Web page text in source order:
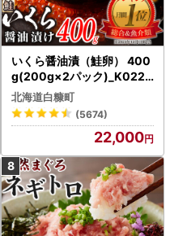
いくら醤油漬（鮭卵） 400
g(200g×2パック)_K022-
1676
北海道白糠町
(5674)
22,000